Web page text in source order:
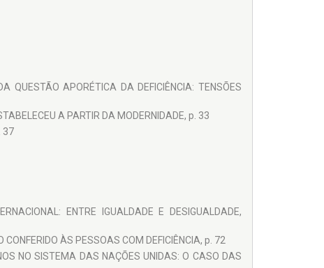
QUESTÃO APORÉTICA DA DEFICIÊNCIA: TENSÕES
A PARTIR DA MODERNIDADE, p. 33
37
ENTRE IGUALDADE E DESIGUALDADE,
ÀS PESSOAS COM DEFICIÊNCIA, p. 72
NO SISTEMA DAS NAÇÕES UNIDAS: O CASO DAS